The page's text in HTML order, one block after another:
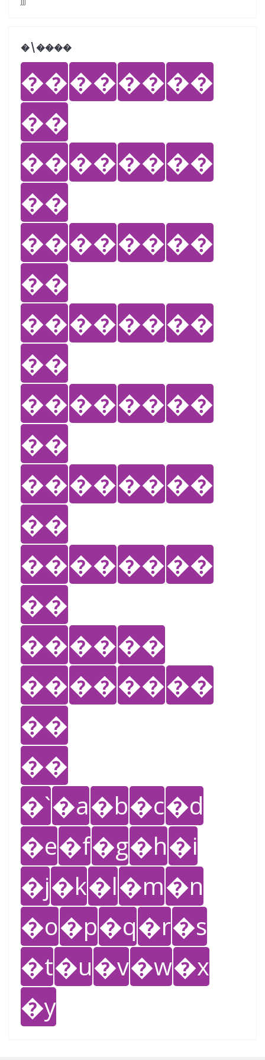
�܏\����
��������
��
��������
��
��������
��
��������
��
��������
��
��������
��
��������
��
������
��������
��
��
�`�a�b�c�d
�e�f�g�h�i
�j�k�l�m�n
�o�p�q�r�s
�t�u�v�w�x
�y